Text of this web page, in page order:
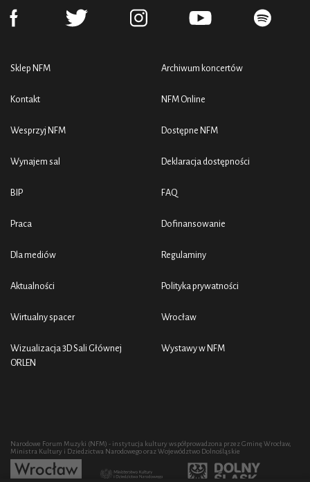
Sklep NFM
Kontakt
Wesprzyj NFM
Wynajem sal
BIP
Praca
Dla mediów
Aktualności
Wirtualny spacer
Wizualizacja 3D Sali Głównej
ORLEN
Archiwum koncertów
NFM Online
Dostępne NFM
Deklaracja dostępności
FAQ
Dofinansowanie
Regulaminy
Polityka prywatności
Wrocław
Wystawy w NFM
Narodowe Forum Muzyki (NFM) - instytucja kultury współprowadzona przez Gminę Wrocław,
Ministra Kultury i Dziedzictwa Narodowego oraz Województwo Dolnośląskie